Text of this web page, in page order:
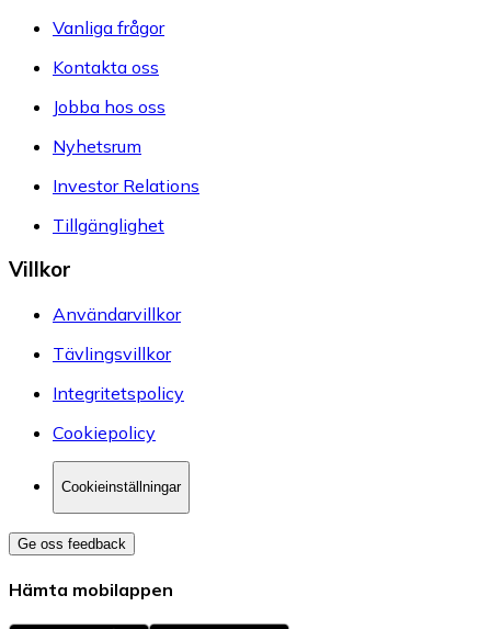
Vanliga frågor
Kontakta oss
Jobba hos oss
Nyhetsrum
Investor Relations
Tillgänglighet
Villkor
Användarvillkor
Tävlingsvillkor
Integritetspolicy
Cookiepolicy
Cookieinställningar
Ge oss feedback
Hämta mobilappen